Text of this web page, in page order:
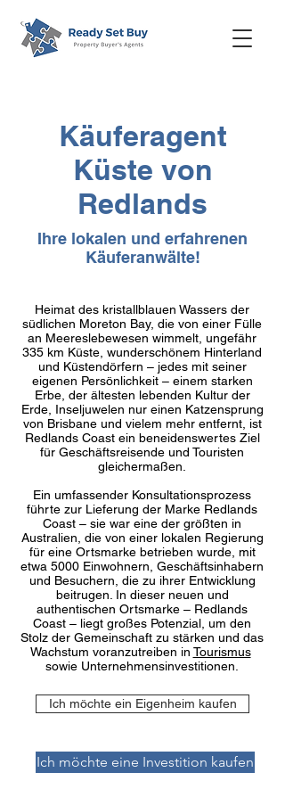
Käuferagent
Küste von
Redlands
Ihre lokalen und erfahrenen
Käuferanwälte!
Heimat des kristallblauen Wassers der
südlichen Moreton Bay, die von einer Fülle
an Meereslebewesen wimmelt, ungefähr
335 km Küste, wunderschönem Hinterland
und Küstendörfern – jedes mit seiner
eigenen Persönlichkeit – einem starken
Erbe, der ältesten lebenden Kultur der
Erde, Inseljuwelen nur einen Katzensprung
von Brisbane und vielem mehr entfernt, ist
Redlands Coast ein beneidenswertes Ziel
für Geschäftsreisende und Touristen
gleichermaßen.
Ein umfassender Konsultationsprozess
führte zur Lieferung der Marke Redlands
Coast – sie war eine der größten in
Australien, die von einer lokalen Regierung
für eine Ortsmarke betrieben wurde, mit
etwa 5000 Einwohnern, Geschäftsinhabern
und Besuchern, die zu ihrer Entwicklung
beitrugen. In dieser neuen und
authentischen Ortsmarke – Redlands
Coast – liegt großes Potenzial, um den
Stolz der Gemeinschaft zu stärken und das
Wachstum voranzutreiben in Tourismus
sowie Unternehmensinvestitionen.
Ich möchte ein Eigenheim kaufen
Ich möchte eine Investition kaufen